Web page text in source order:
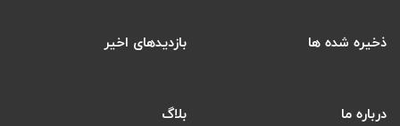
ذخیره شده ها بازدیدهای اخیر
درباره ما بلاگ